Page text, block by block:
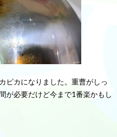
ピカになりました。重曹がしっ
が必要だけど今まで1番楽かもし